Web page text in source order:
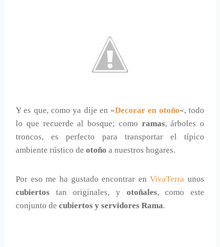
Y es que, como ya dije en «Decorar en otoño«, todo
lo que recuerde al bosque; como ramas, árboles o
troncos, es perfecto para transportar el típico
ambiente rústico de otoño a nuestros hogares.
Por eso me ha gustado encontrar enVivaTerra unos
cubiertos tan originales, y otoñales, como este
conjunto de cubiertos y servidores Rama.